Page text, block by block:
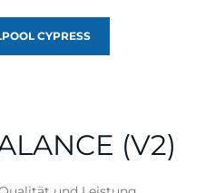
CYPRESS
(V2)